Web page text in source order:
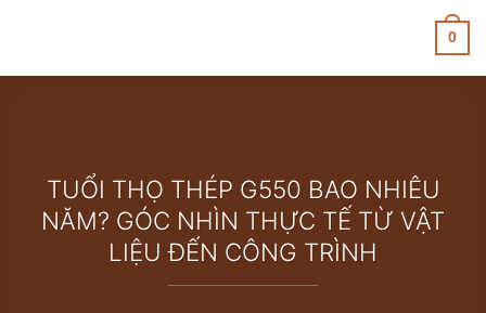
0
TUỔI THỌ THÉP G550 BAO NHIÊU
NĂM? GÓC NHÌN THỰC TẾ TỪ VẬT
LIỆU ĐẾN CÔNG TRÌNH